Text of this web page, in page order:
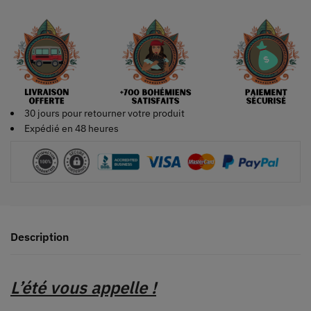
30 jours pour retourner votre produit
Expédié en 48 heures
Description
L’été vous appelle !